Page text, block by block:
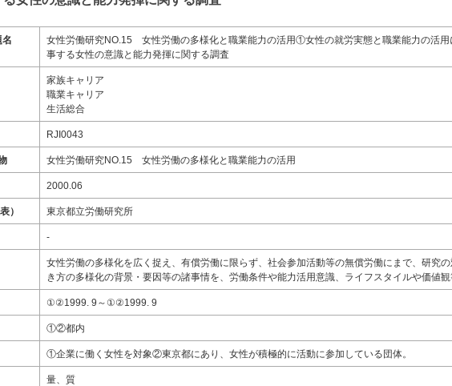
名
女性労働研究NO.15 女性労働の多様化と職業能力の活用①女性の就労実態と職業能力の活
事する女性の意識と能力発揮に関する調査
家族キャリア
職業キャリア
生活総合
RJI0043
女性労働研究NO.15 女性労働の多様化と職業能力の活用
2000.06
） 東京都立労働研究所
-
女性労働の多様化を広く捉え、有償労働に限らず、社会参加活動等の無償労働にまで、研究
き方の多様化の背景・要因等の諸事情を、労働条件や能力活用意識、ライフスタイルや価値観
①②1999. 9～①②1999. 9
①②都内
①企業に働く女性を対象②東京都にあり、女性が積極的に活動に参加している団体。
量、質